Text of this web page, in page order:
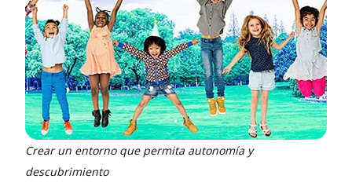
Crear un entorno que permita autonomía y
descubrimiento